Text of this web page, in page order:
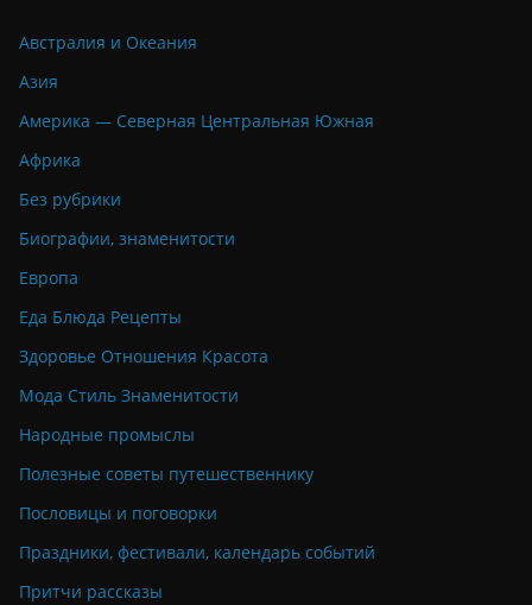
Австралия и Океания
Азия
Америка — Северная Центральная Южная
Африка
Без рубрики
Биографии, знаменитости
Европа
Еда Блюда Рецепты
Здоровье Отношения Красота
Мода Стиль Знаменитости
Народные промыслы
Полезные советы путешественнику
Пословицы и поговорки
Праздники, фестивали, календарь событий
Притчи рассказы